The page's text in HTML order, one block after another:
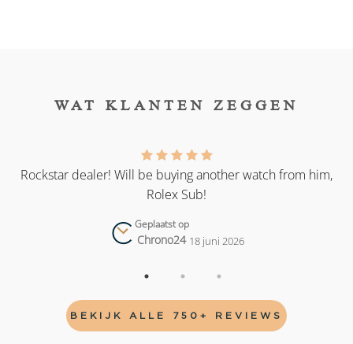
WAT KLANTEN ZEGGEN
Rockstar dealer! Will be buying another watch from him,
Rolex Sub!
Geplaatst op
Chrono24 18 juni 2026
BEKIJK ALLE 750+ REVIEWS